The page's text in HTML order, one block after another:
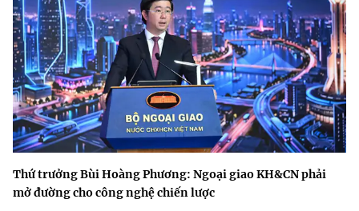
Thứ trưởng Bùi Hoàng Phương: Ngoại giao KH&CN phải
mở đường cho công nghệ chiến lược